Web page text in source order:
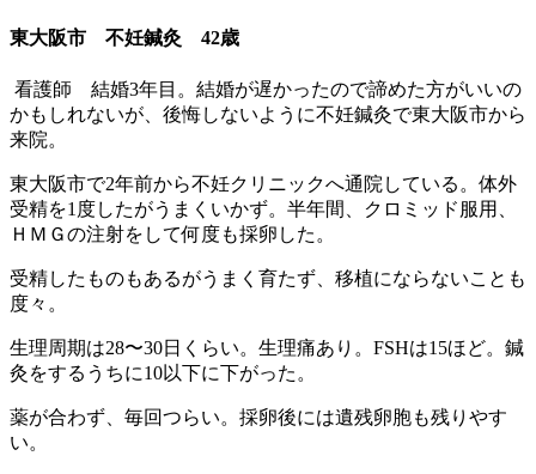
東大阪市 不妊鍼灸 42歳
看護師 結婚3年目。 結婚が遅かったので諦めた方がいいの
かもしれないが、後悔しないように不妊鍼灸で東大阪市から
来院。
東大阪市で2年前から不妊クリニックへ通院している。体外
受精を1度したがうまくいかず。 半年間、クロミッド服用、
ＨＭＧの注射をして何度も採卵した。
受精したものもあるがうまく育たず、移植にならないことも
度々。
生理周期は28〜30日くらい。生理痛あり。 FSHは15ほど。鍼
灸をするうちに10以下に下がった。
薬が合わず、毎回つらい。採卵後には遺残卵胞も残りやす
い。